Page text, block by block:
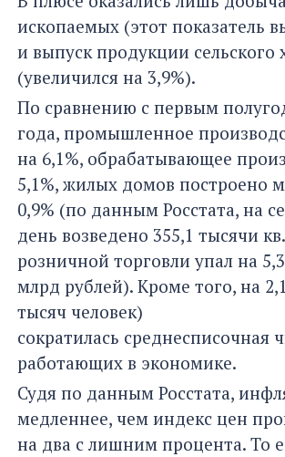
ископаемых (этот показатель
и выпуск продукции сельского
(увеличился на 3,9%).
По сравнению с первым
года, промышленное
на 6,1%, обрабатывающее
5,1%, жилых домов построено
0,9% (по данным Росстата, на
день возведено 355,1 тысячи
розничной торговли упал на
млрд рублей). Кроме того, на
тысяч человек)
сократилась среднесписочная
работающих в экономике.
Судя по данным Росстата,
медленнее, чем индекс цен
на два с лишним процента. То